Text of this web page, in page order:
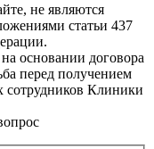
не являются
статьи 437
основании договора
перед получением
сотрудников Клиники